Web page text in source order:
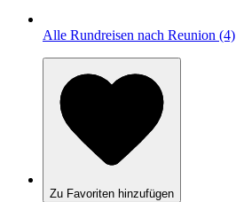
Alle Rundreisen nach Reunion (4)
Zu Favoriten hinzufügen